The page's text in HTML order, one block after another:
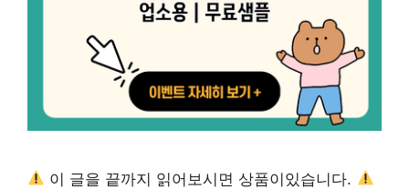
이 글을 끝까지 읽어보시면 상품이있습니다.